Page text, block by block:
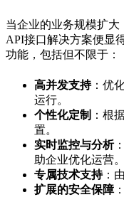
当企业的业务规模扩
API接口解决方案便显
功能，包括但不限于：
高并发支持：优
运行。
个性化定制 ：根
置。
实时监控与分析
助企业优化运营。
专属技术支持：
扩展的安全保障